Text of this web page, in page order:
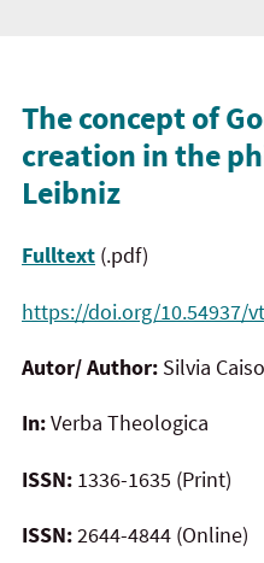
The concept of
creation in the
Leibniz
Fulltext (.pdf)
https://doi.org/10.54937/
Autor/ Author: Silvia
In:Verba Theologica
ISSN: 1336-1635 (Print)
ISSN:2644-4844 (Online)